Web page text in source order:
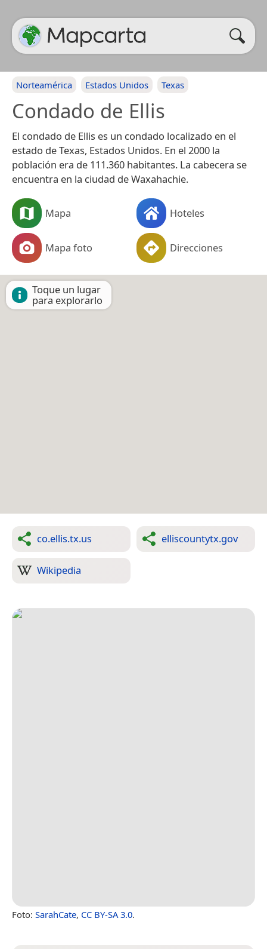
Norteamérica Estados Unidos Texas
Condado de Ellis
El condado de Ellis es un condado localizado en el
estado de Texas, Estados Unidos. En el 2000 la
población era de 111.360 habitantes. La cabecera se
encuentra en la ciudad de Waxahachie.
Mapa Hoteles
Mapa foto Direcciones
Toque un lugar
para explorarlo
co.ellis.tx.us elliscountytx.gov
Wikipedia
Foto: SarahCate, CC BY-SA 3.0.